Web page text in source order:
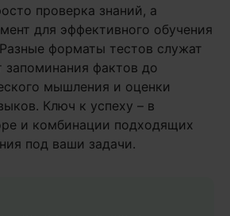
проверка знаний, а
для эффективного обучения
форматы тестов служат
фактов до
мышления и оценки
Ключ к успеху – в
и комбинации подходящих
под ваши задачи.